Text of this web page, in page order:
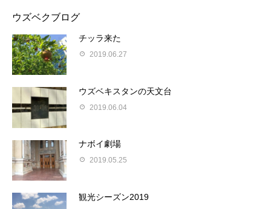
ウズベクブログ
チッラ来た
2019.06.27
ウズベキスタンの天文台
2019.06.04
ナボイ劇場
2019.05.25
観光シーズン2019